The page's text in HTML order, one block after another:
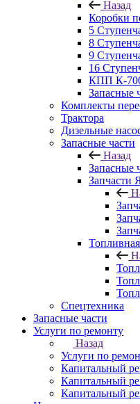
Назад
Коробки
5
8
9
16
КПП К-
Комплекты
Трактора
Дизельные
Запасные части
Назад
Запасные
Запчасти
Спецтехника
Запасные части
Услуги по ремонту
Назад
Услуги по
Капитальный
Капитальный
Капитальный